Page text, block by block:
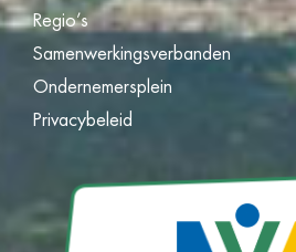
Regio’s
Samenwerkingsverbanden
Ondernemersplein
Privacybeleid